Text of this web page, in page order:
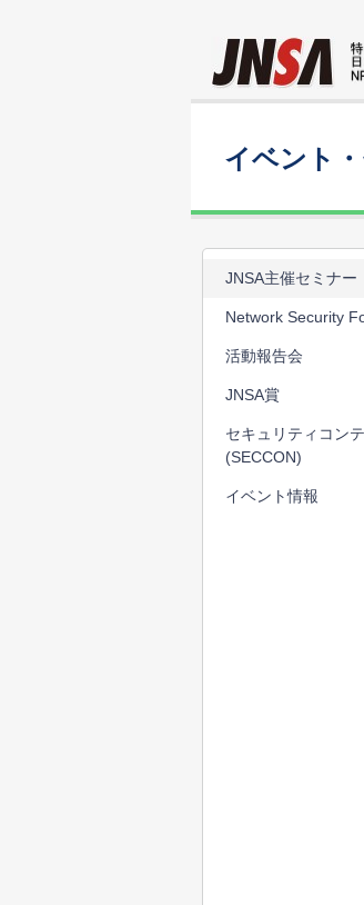
イベント
JNSA主催セミナー
Network Security
活動報告会
JNSA賞
セキュリティコン
(SECCON)
イベント情報